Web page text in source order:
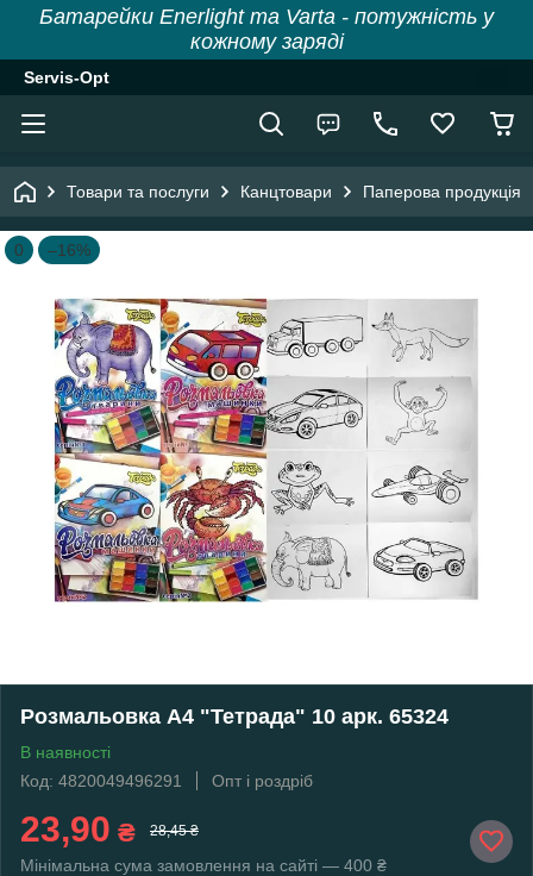
Батарейки Enerlight та Varta - потужність у
кожному заряді
Servis-Opt
Товари та послуги Канцтовари Паперова продукція
0 –16%
Розмальовка А4 "Тетрада" 10 арк. 65324
В наявності
Код: 4820049496291
Опт і роздріб
23,90 ₴ 28,45 ₴
Мінімальна сума замовлення на сайті — 400 ₴